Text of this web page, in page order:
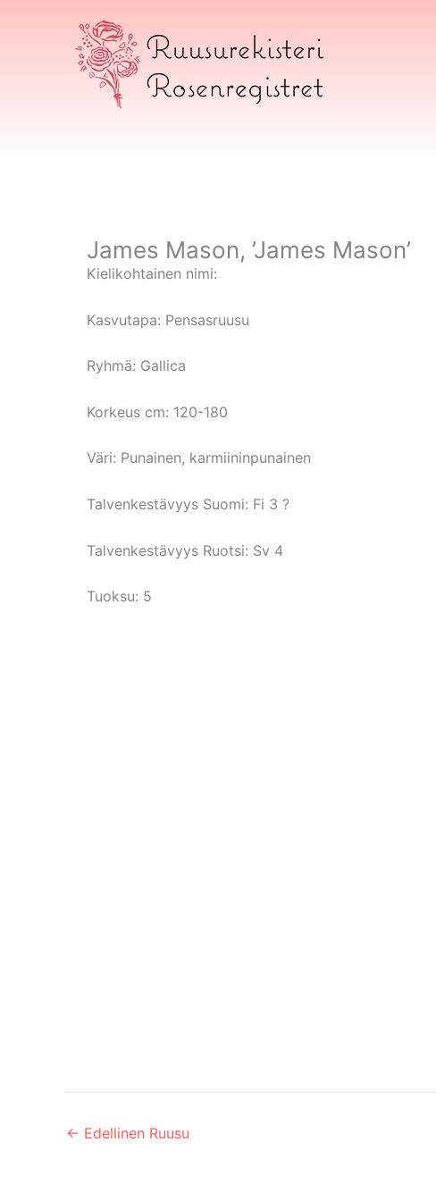
James Mason, ’James Mason’
Kielikohtainen nimi:
Kasvutapa: Pensasruusu
Ryhmä: Gallica
Korkeus cm: 120-180
Väri: Punainen, karmiininpunainen
Talvenkestävyys Suomi: Fi 3 ?
Talvenkestävyys Ruotsi: Sv 4
Tuoksu: 5
← Edellinen Ruusu